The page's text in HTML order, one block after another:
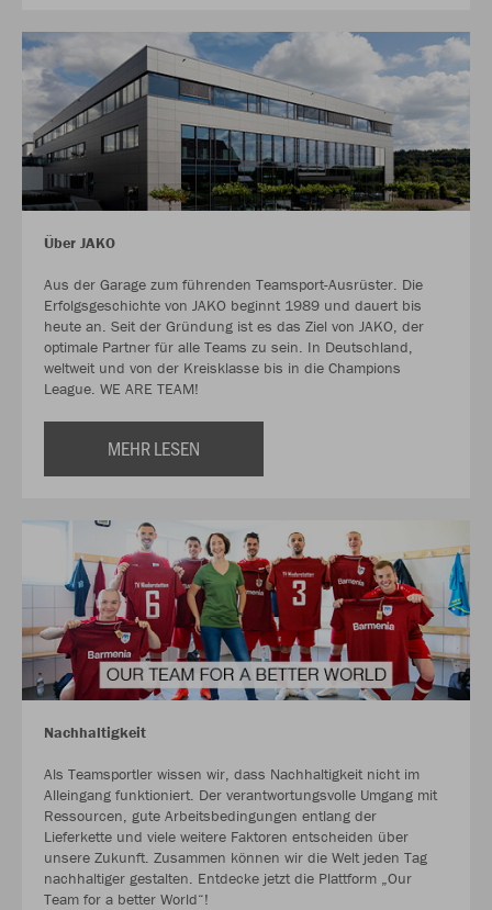
Über JAKO
Aus der Garage zum führenden Teamsport-Ausrüster. Die
Erfolgsgeschichte von JAKO beginnt 1989 und dauert bis
heute an. Seit der Gründung ist es das Ziel von JAKO, der
optimale Partner für alle Teams zu sein. In Deutschland,
weltweit und von der Kreisklasse bis in die Champions
League. WE ARE TEAM!
MEHR LESEN
Nachhaltigkeit
Als Teamsportler wissen wir, dass Nachhaltigkeit nicht im
Alleingang funktioniert. Der verantwortungsvolle Umgang mit
Ressourcen, gute Arbeitsbedingungen entlang der
Lieferkette und viele weitere Faktoren entscheiden über
unsere Zukunft. Zusammen können wir die Welt jeden Tag
nachhaltiger gestalten. Entdecke jetzt die Plattform „Our
Team for a better World“!